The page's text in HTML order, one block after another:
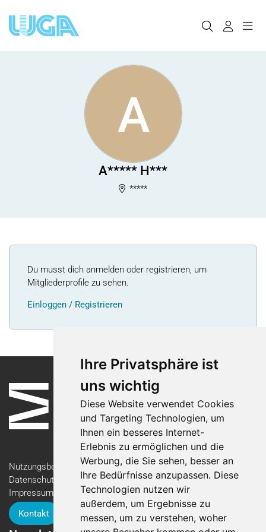
Ihre Privatsphäre ist
uns wichtig
Diese Website verwendet Cookies
und Targeting Technologien, um
Ihnen ein besseres Internet-
Erlebnis zu ermöglichen und die
Werbung, die Sie sehen, besser an
Ihre Bedürfnisse anzupassen. Diese
Technologien nutzen wir
außerdem, um Ergebnisse zu
messen, um zu verstehen, woher
A
A***** H***
*****
Du musst dich anmelden oder registrieren, um
Mitgliederprofile zu sehen.
Einloggen / Registrieren
Nutzungsbedingungen
Datenschutzerklärung
Impressum
Kontakt